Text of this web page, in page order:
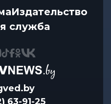
Издательство
служба
63-91-25